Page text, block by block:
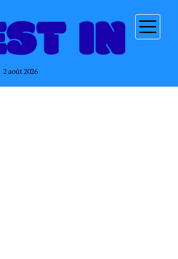
2 août 2026
ouvrir
menu